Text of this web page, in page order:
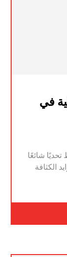
في
شائعًا
الكثافة